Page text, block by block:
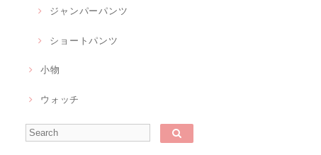
ジャンパーパンツ
ショートパンツ
小物
ウォッチ